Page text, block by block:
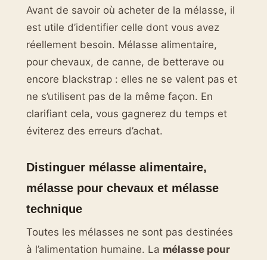
Avant de savoir où acheter de la mélasse, il
est utile d’identifier celle dont vous avez
réellement besoin. Mélasse alimentaire,
pour chevaux, de canne, de betterave ou
encore blackstrap : elles ne se valent pas et
ne s’utilisent pas de la même façon. En
clarifiant cela, vous gagnerez du temps et
éviterez des erreurs d’achat.
Distinguer mélasse alimentaire,
mélasse pour chevaux et mélasse
technique
Toutes les mélasses ne sont pas destinées
à l’alimentation humaine. La mélasse pour